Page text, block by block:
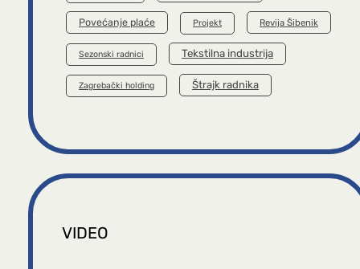
Povećanje plaće Projekt Revija Šibenik
Sezonski radnici Tekstilna industrija
Zagrebački holding Štrajk radnika
VIDEO